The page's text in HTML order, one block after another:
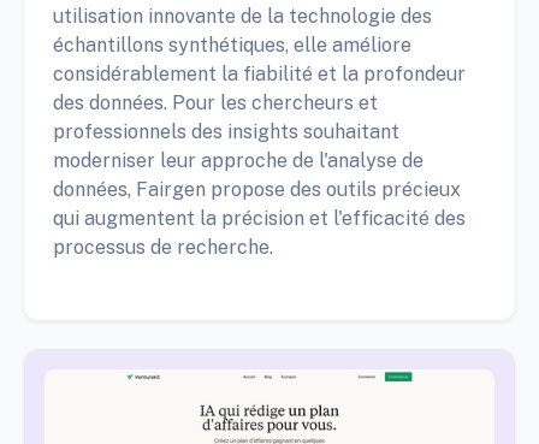
utilisation innovante de la technologie des
échantillons synthétiques, elle améliore
considérablement la fiabilité et la profondeur
des données. Pour les chercheurs et
professionnels des insights souhaitant
moderniser leur approche de l'analyse de
données, Fairgen propose des outils précieux
qui augmentent la précision et l'efficacité des
processus de recherche.